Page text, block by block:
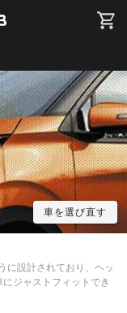
車を選び直す
に設計されており、ヘッ
ジャストフィットでき